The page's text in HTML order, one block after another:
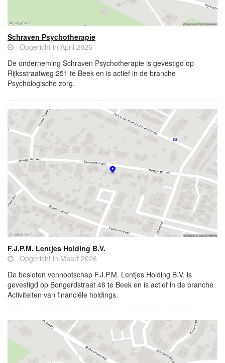
Schraven Psychotherapie
Opgericht in April 2026
De onderneming Schraven Psychotherapie is gevestigd op
Rijksstraatweg 251 te Beek en is actief in de branche
Psychologische zorg.
F.J.P.M. Lentjes Holding B.V.
Opgericht in Maart 2026
De besloten vennootschap F.J.P.M. Lentjes Holding B.V. is
gevestigd op Bongerdstraat 46 te Beek en is actief in de branche
Activiteiten van financiële holdings.